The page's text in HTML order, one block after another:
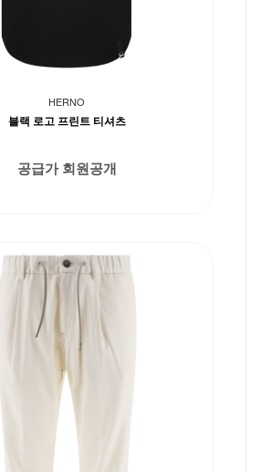
HERNO
블랙 로고 프린트 티셔츠
공급가 회원공개